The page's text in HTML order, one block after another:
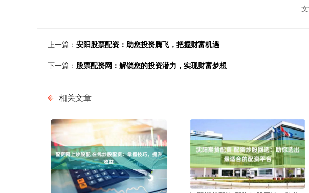
上一篇： 安阳股票配资：助您投资腾飞，把握财富机遇
下一篇： 股票配资网：解锁您的投资潜力，实现财富梦想
相关文章